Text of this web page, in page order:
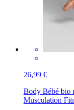
26,99 €
Body Bébé bio
Musculation